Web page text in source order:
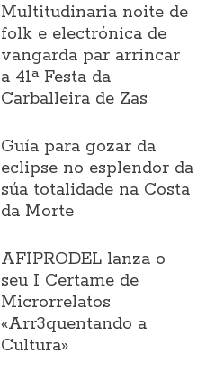
Multitudinaria noite de
folk e electrónica de
vangarda par arrincar
a 41ª Festa da
Carballeira de Zas
Guía para gozar da
eclipse no esplendor da
súa totalidade na Costa
da Morte
AFIPRODEL lanza o
seu I Certame de
Microrrelatos
«Arr3quentando a
Cultura»